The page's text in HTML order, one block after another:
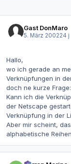
Gast DonMaro
5. März 200224 j
Hallo,
wo ich gerade an
Verknüpfungen in
doch ne kurze Frage:
Kann ich die
der Netscape
Verknüpfung in der
Aber mir scheint,
alphabetische